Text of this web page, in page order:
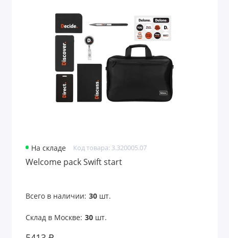
Подарочные пакеты
Портмоне
Предметы интерьера
Пришивные патчи
Путешествие и отдых
Расчески
Садовые аксессуары
Светоотражатели
На складе Код товара: 3.320005.07
Welcome pack Swift start
Всего в наличии: 30шт.
Склад в Москве: 30шт.